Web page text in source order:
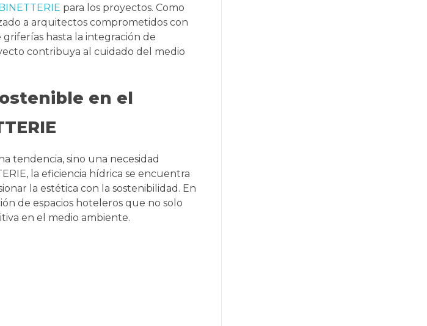
para los proyectos. Como
a arquitectos comprometidos con
griferías hasta la integración de
contribuya al cuidado del medio
en el
tendencia, sino una necesidad
la eficiencia hídrica se encuentra
la estética con la sostenibilidad. En
de espacios hoteleros que no solo
en el medio ambiente.